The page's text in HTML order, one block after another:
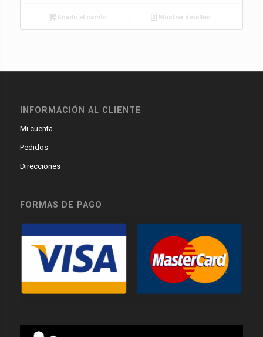
Añadir al carrito Mostrar detalles
INFORMACIÓN AL CLIENTE
Mi cuenta
Pedidos
Direcciones
FORMAS DE PAGO